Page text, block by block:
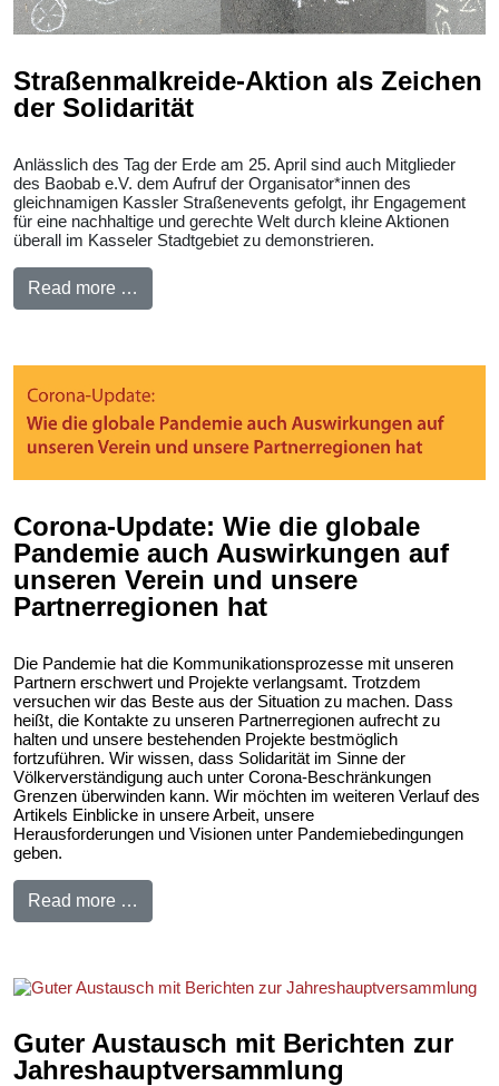
Straßenmalkreide-Aktion als Zeichen
der Solidarität
Anlässlich des Tag der Erde am 25. April sind auch Mitglieder
des Baobab e.V. dem Aufruf der Organisator*innen des
gleichnamigen Kassler Straßenevents gefolgt, ihr Engagement
für eine nachhaltige und gerechte Welt durch kleine Aktionen
überall im Kasseler Stadtgebiet zu demonstrieren.
Read more …
Corona-Update: Wie die globale
Pandemie auch Auswirkungen auf
unseren Verein und unsere
Partnerregionen hat
Die Pandemie hat die Kommunikationsprozesse mit unseren
Partnern erschwert und Projekte verlangsamt. Trotzdem
versuchen wir das Beste aus der Situation zu machen. Dass
heißt, die Kontakte zu unseren Partnerregionen aufrecht zu
halten und unsere bestehenden Projekte bestmöglich
fortzuführen. Wir wissen, dass Solidarität im Sinne der
Völkerverständigung auch unter Corona-Beschränkungen
Grenzen überwinden kann. Wir möchten im weiteren Verlauf des
Artikels Einblicke in unsere Arbeit, unsere
Herausforderungen und Visionen unter Pandemiebedingungen
geben.
Read more …
Guter Austausch mit Berichten zur
Jahreshauptversammlung